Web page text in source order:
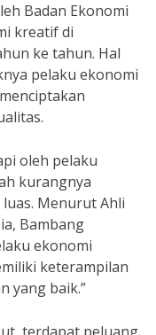
Badan Ekonomi
kreatif di
ke tahun. Hal
pelaku ekonomi
oleh pelaku
kurangnya
Menurut Ahli
Bambang
ekonomi
keterampilan
yang baik.”